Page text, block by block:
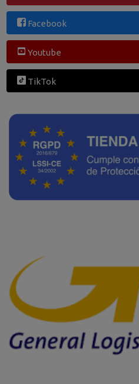
Facebook
Youtube
TikTok